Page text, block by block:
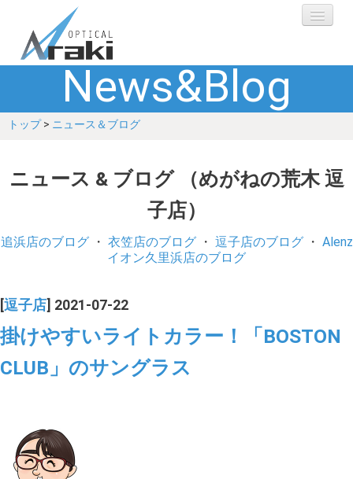
選ばれる理由
ブランド
ショップ
お客さまの声
ギャラリー
ブログ
News&Blog
トップ> ニュース＆ブログ
ニュース & ブログ （めがねの荒木 逗
子店）
追浜店のブログ・ 衣笠店のブログ・ 逗子店のブログ・ Alenz
イオン久里浜店のブログ
逗子店 ] 2021-07-22
掛けやすいライトカラー！「BOSTON
CLUB」のサングラス